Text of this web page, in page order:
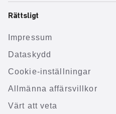
Rättsligt
Impressum
Dataskydd
Cookie-inställningar
Allmänna affärsvillkor
Värt att veta